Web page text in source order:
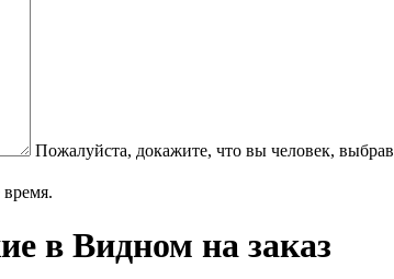
Пожалуйста, докажите, что вы человек, выбрав
в Видном на заказ